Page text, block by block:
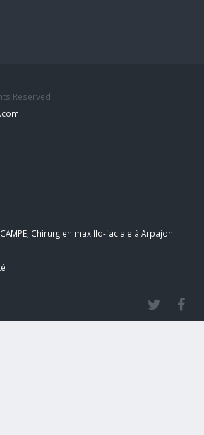
Reserved.
Chirurgien maxillo-faciale à Arpajon